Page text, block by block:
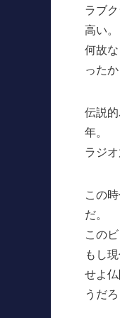
ラブ
高い。
何故
ったか
伝説
年。
ラジ
この
だ。
この
もし
せよ
うだろ